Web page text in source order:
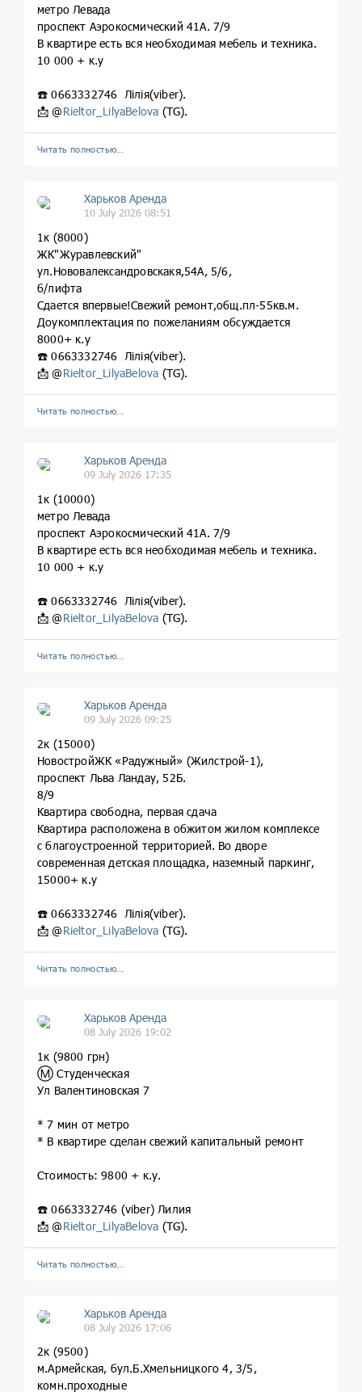
метро Левада
проспект Аэрокосмический 41А. 7/9
В квартире есть вся необходимая мебель и техника.
10 000 + к.у
☎️ 0663332746 Лілія(viber).
📩 @Rieltor_LilyaBelova (TG).
Читать полностью…
Харьков Аренда
10 July 2026 08:51
1к (8000)
ЖК"Журавлевский"
ул.Нововалександровскакя,54А, 5/6,
б/лифта
Сдается впервые!Свежий ремонт,общ.пл-55кв.м.
Доукомплектация по пожеланиям обсуждается
8000+ к.у
☎️ 0663332746 Лілія(viber).
📩 @Rieltor_LilyaBelova (TG).
Читать полностью…
Харьков Аренда
09 July 2026 17:35
1к (10000)
метро Левада
проспект Аэрокосмический 41А. 7/9
В квартире есть вся необходимая мебель и техника.
10 000 + к.у
☎️ 0663332746 Лілія(viber).
📩 @Rieltor_LilyaBelova (TG).
Читать полностью…
Харьков Аренда
09 July 2026 09:25
2к (15000)
НовостройЖК «Радужный» (Жилстрой-1),
проспект Льва Ландау, 52Б.
8/9
Квартира свободна, первая сдача
Квартира расположена в обжитом жилом комплексе
с благоустроенной территорией. Во дворе
современная детская площадка, наземный паркинг,
15000+ к.у
☎️ 0663332746 Лілія(viber).
📩 @Rieltor_LilyaBelova (TG).
Читать полностью…
Харьков Аренда
08 July 2026 19:02
1к (9800 грн)
Ⓜ️ Студенческая
Ул Валентиновская 7
* 7 мин от метро
* В квартире сделан свежий капитальный ремонт
Стоимость: 9800 + к.у.
☎️ 0663332746 (viber) Лилия
📩 @Rieltor_LilyaBelova (TG).
Читать полностью…
Харьков Аренда
08 July 2026 17:06
2к (9500)
м.Армейская, бул.Б.Хмельницкого 4, 3/5,
комн.проходные